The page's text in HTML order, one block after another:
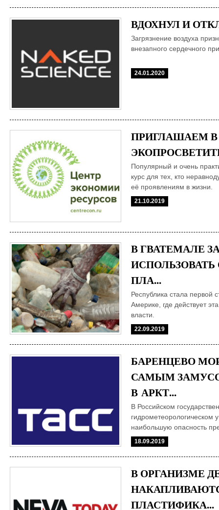
ВДОХНУЛ И
Загрязнение воздуха
внезапного сердечного
24.01.2020
ПРИГЛАШАЕМ
Популярный и очень
курс для тех, кто
её проявлениям в жизни.
21.10.2019
В ГВАТЕМАЛЕ
ПЛА...
Республика стала первой
Америке, где действует
власти.
22.09.2019
БАРЕНЦЕВО
САМЫМ
В АРКТ...
В Российском
гидрометеорологическом
наибольшую опасность
размером менее 1 мм
18.09.2019
В ОРГАНИЗМЕ
ПЛАСТИФИКА...